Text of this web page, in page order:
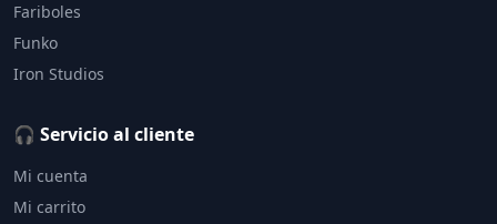
Fariboles
Funko
Iron Studios
🎧 Servicio al cliente
Mi cuenta
Mi carrito